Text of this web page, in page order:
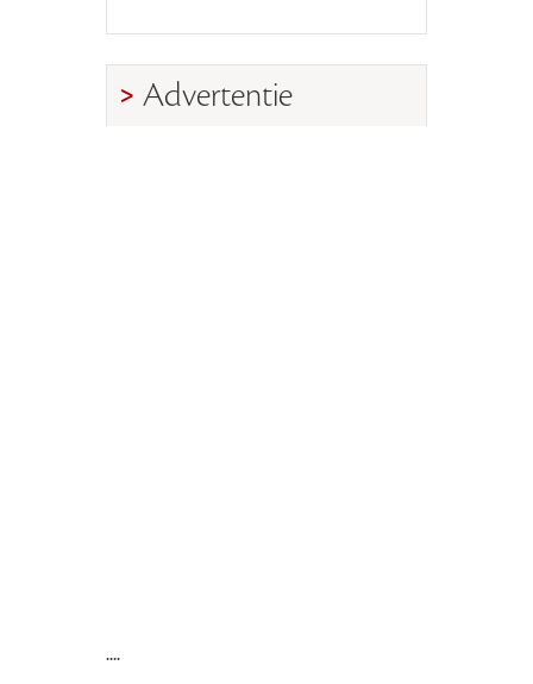
Advertentie
....